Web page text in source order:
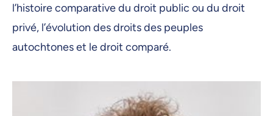
l’histoire comparative du droit public ou du droit
privé, l’évolution des droits des peuples
autochtones et le droit comparé.